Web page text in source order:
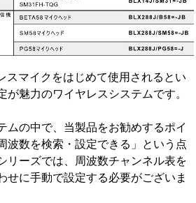
スマイクをはじめて使用されるとい
が魅力のワイヤレスシステムです。
ムの中で、当製品をお勧めするポイ
波数を検索・設定できる」という点
リーズでは、周波数チャンネル表を
せに手動で設定する必要がございま